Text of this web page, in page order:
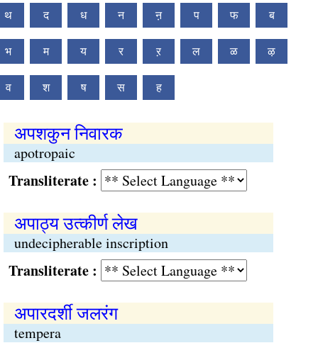
थ द ध न ऩ प फ ब
भ म य र ऱ ल ळ ऴ
व श ष स ह
अपशकुन निवारक
apotropaic
:
अपाठ्य उत्कीर्ण लेख
undecipherable inscription
:
अपारदर्शी जलरंग
tempera